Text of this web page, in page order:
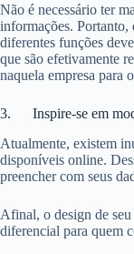
Não é necessário ter
informações. Portanto,
diferentes funções
que são efetivamente
naquela empresa para
3. Inspire-se em
Atualmente, existem
disponíveis online.
preencher com seus
Afinal, o design de
diferencial para quem